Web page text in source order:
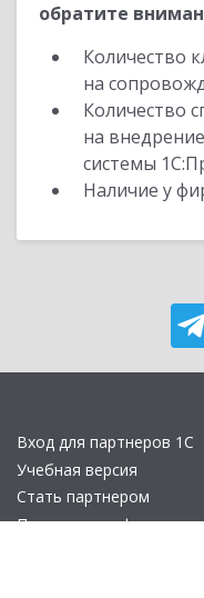
обратите
Количество
на
Количество
на
системы
Наличие у
Вход для партнеров 1С
Учебная версия
Стать партнером
Политика